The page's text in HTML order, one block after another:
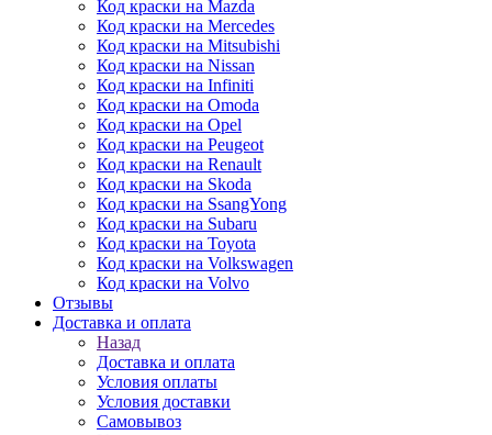
Код краски на Mazda
Код краски на Mercedes
Код краски на Mitsubishi
Код краски на Nissan
Код краски на Infiniti
Код краски на Omoda
Код краски на Opel
Код краски на Peugeot
Код краски на Renault
Код краски на Skoda
Код краски на SsangYong
Код краски на Subaru
Код краски на Toyota
Код краски на Volkswagen
Код краски на Volvo
Отзывы
Доставка и оплата
Назад
Доставка и оплата
Условия оплаты
Условия доставки
Самовывоз